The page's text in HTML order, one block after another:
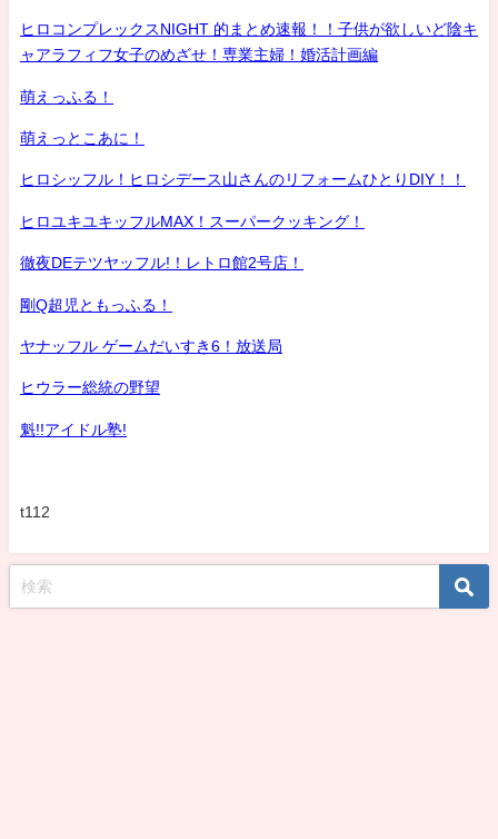
ヒロコンプレックスNIGHT 的まとめ速報！！子供が欲しいど陰キ
ャアラフィフ女子のめざせ！専業主婦！婚活計画編
萌えっふる！
萌えっとこあに！
ヒロシッフル！ヒロシデース山さんのリフォームひとりDIY！！
ヒロユキユキッフルMAX！スーパークッキング！
徹夜DEテツヤッフル!！レトロ館2号店！
剛Q超児ともっふる！
ヤナッフル ゲームだいすき6！放送局
ヒウラー総統の野望
魁!!アイドル塾!
t112